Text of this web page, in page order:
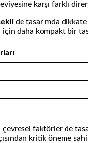
karşı farklı
de tasarımda
daha kompakt bir
çevresel faktörler de
kritik öneme